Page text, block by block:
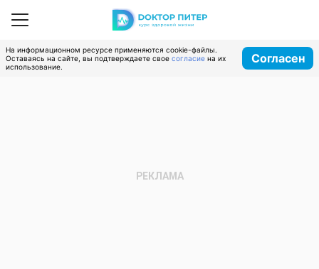
На информационном ресурсе применяются cookie-файлы.
Оставаясь на сайте, вы подтверждаете свое согласие на их
использование.
Согласен